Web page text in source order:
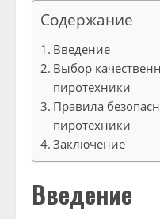
Содержание
Введение
Выбор
пиротехники
Правила
пиротехники
Заключение
Введение